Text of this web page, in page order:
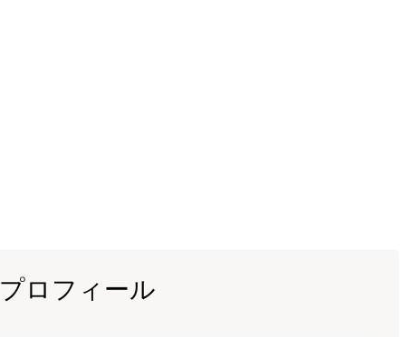
プロフィール